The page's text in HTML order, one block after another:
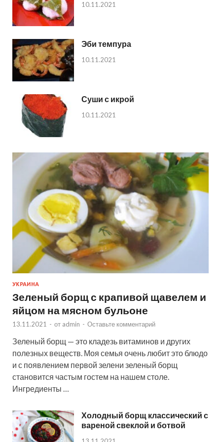
10.11.2021
Эби темпура
10.11.2021
Суши с икрой
10.11.2021
УКРАИНА
Зеленый борщ с крапивой щавелем и
яйцом на мясном бульоне
13.11.2021 - от admin - Оставьте комментарий
Зеленый борщ — это кладезь витаминов и других
полезных веществ. Моя семья очень любит это блюдо
и с появлением первой зелени зеленый борщ
становится частым гостем на нашем столе.
Ингредиенты …
Холодный борщ классический с
вареной свеклой и ботвой